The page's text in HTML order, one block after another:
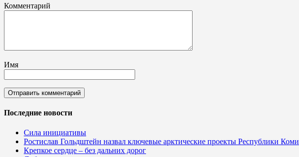
Комментарий
Имя
Последние новости
Сила инициативы
Ростислав Гольдштейн назвал ключевые арктические проекты Республики Коми
Крепкое сердце – без дальних дорог